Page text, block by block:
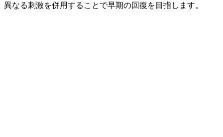
異なる刺激を併用することで早期の回復を目指します。